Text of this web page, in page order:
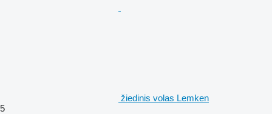
žiedinis volas Lemken
5